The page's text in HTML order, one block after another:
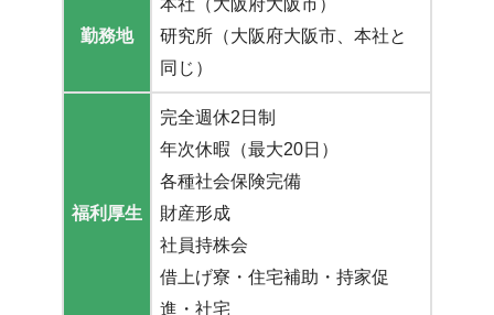
勤務地
研究所（大阪府大阪市、本社と
同じ）
福利厚生
完全週休2日制
年次休暇（最大20日）
各種社会保険完備
財産形成
社員持株会
借上げ寮・住宅補助・持家促
進・社宅